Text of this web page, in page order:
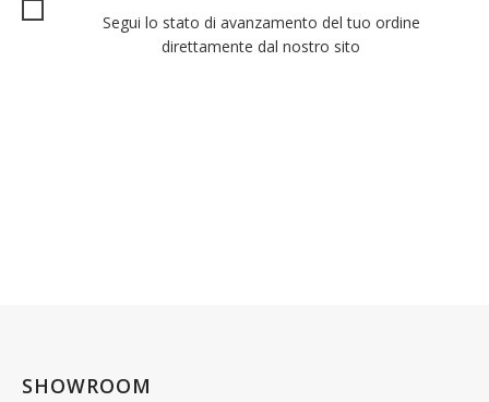
Segui lo stato di avanzamento del tuo ordine
direttamente dal nostro sito
SHOWROOM